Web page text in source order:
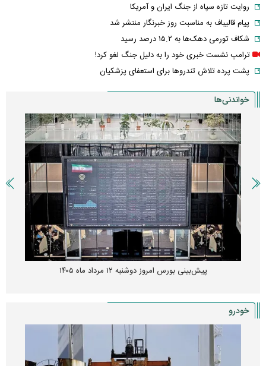
روایت تازه سپاه از جنگ ایران و آمریکا
پیام قالیباف به مناسبت روز خبرنگار منتشر شد
شکاف تورمی دهک‌ها به ۱۵.۲ درصد رسید
ترامپ نشست خبری خود را به دلیل جنگ لغو کرد!
پشت پرده تلاش تندروها برای استعفای پزشکیان
خواندنی‌ها
پیش‌بینی بورس امروز دوشنبه ۱۲ مرداد ماه ۱۴۰۵
خودرو